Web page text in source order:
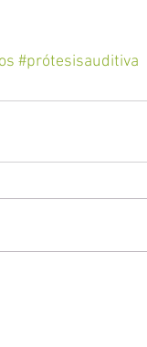
#prótesisauditiva